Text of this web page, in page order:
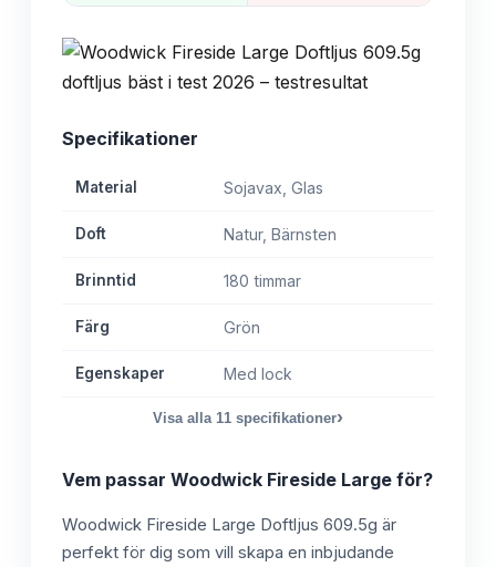
Specifikationer
Material Sojavax, Glas
Doft Natur, Bärnsten
Brinntid 180 timmar
Färg Grön
Egenskaper Med lock
Visa alla 11 specifikationer›
Vem passar Woodwick Fireside Large för?
Woodwick Fireside Large Doftljus 609.5g är
perfekt för dig som vill skapa en inbjudande